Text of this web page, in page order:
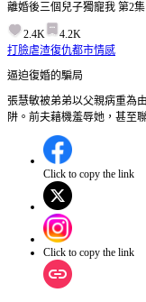
離婚後三個兒子獨寵我 第2集
2.4K
4.2K
打臉虐渣復仇都市情感
逼迫復婚的騙局
張慧敏被弟弟以父親病重為
阱。前夫藉機羞辱她，甚至
子張環宇挺身而出保護母親
慧敏會如何反擊？三個兒子
Click to copy the link
Click to copy the link